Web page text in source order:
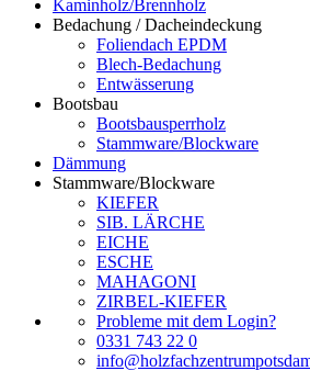
Kaminholz/Brennholz
Bedachung / Dacheindeckung
Foliendach EPDM
Blech-Bedachung
Entwässerung
Bootsbau
Bootsbausperrholz
Stammware/Blockware
Dämmung
Stammware/Blockware
KIEFER
SIB. LÄRCHE
EICHE
ESCHE
MAHAGONI
ZIRBEL-KIEFER
Probleme mit dem Login?
0331 743 22 0